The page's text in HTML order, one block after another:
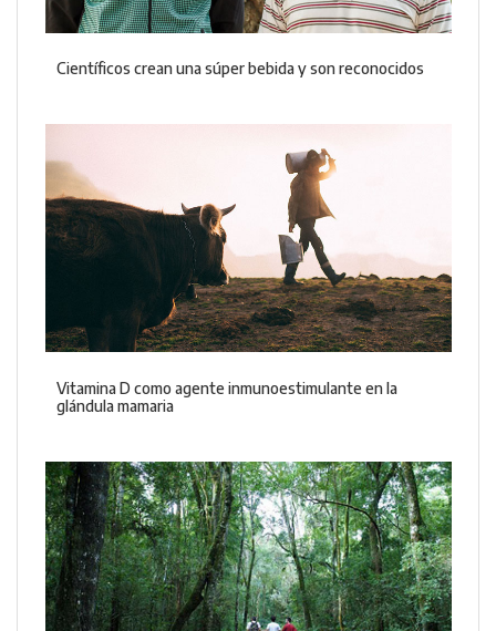
Científicos crean una súper bebida y son reconocidos
Vitamina D como agente inmunoestimulante en la
glándula mamaria